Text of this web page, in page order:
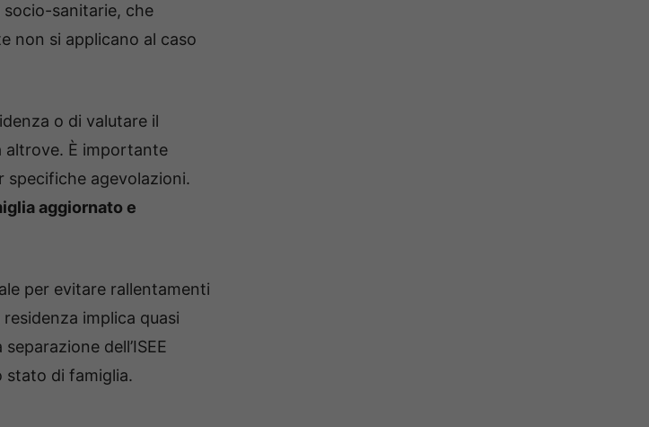
sanitarie, che
non si applicano al caso
o di valutare il
altrove. È importante
specifiche agevolazioni.
aggiornato e
per evitare rallentamenti
implica quasi
dell’ISEE
stato di famiglia.